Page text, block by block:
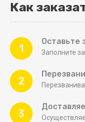
Как
1
Оставьте
Заполните
2
3